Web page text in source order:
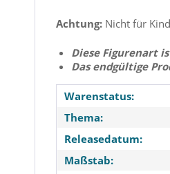
Achtung: Nicht für
Diese Figurenart
Das endgültige
Warenstatus:
Thema:
Releasedatum:
Maßstab: